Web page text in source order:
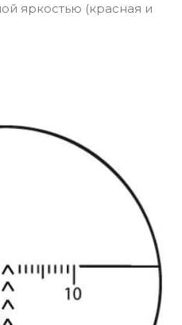
яркостью (красная и